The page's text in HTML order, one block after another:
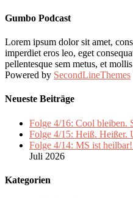
Gumbo Podcast
Lorem ipsum dolor sit amet,
imperdiet eros leo, eget
pellentesque sem metus, et
Powered by SecondLineThemes
Neueste Beiträge
Folge 4/16: Cool bleiben.
Folge 4/15: Heiß. Heißer.
Folge 4/14: MS ist
Juli 2026
Kategorien